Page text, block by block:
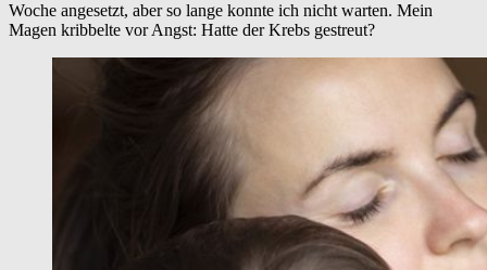
Woche angesetzt, aber so lange konnte ich nicht warten. Mein
Magen kribbelte vor Angst: Hatte der Krebs gestreut?